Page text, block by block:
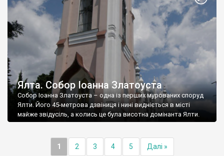
Ялта. Собор Іоанна Златоуста
Собор Іоанна Златоуста – одна із перших мурованих споруд
Ялти. Його 45-метрова дзвіниця і нині видніється в місті
майже звідусіль, а колись це була висотна домінанта Ялти.
1 2 3 4 5 Далі »